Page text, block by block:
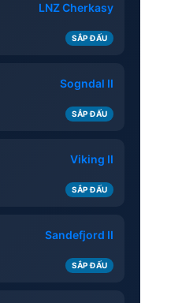
LNZ Cherkasy
SẮP ĐẤU
Sogndal II
SẮP ĐẤU
Viking II
SẮP ĐẤU
Sandefjord II
SẮP ĐẤU